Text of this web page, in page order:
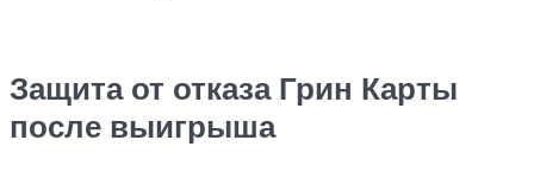
Защита от отказа Грин Карты
после выигрыша